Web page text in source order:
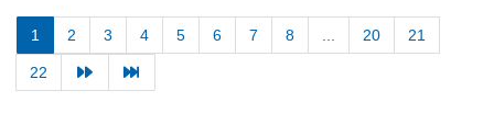
1 2 3 4 5 6 7 8 20 21
22